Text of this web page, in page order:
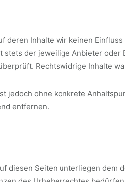
deren Inhalte wir keinen
stets der jeweilige Anbieter
Rechtswidrige Inhalte
jedoch ohne konkrete
entfernen.
diesen Seiten unterliegen dem